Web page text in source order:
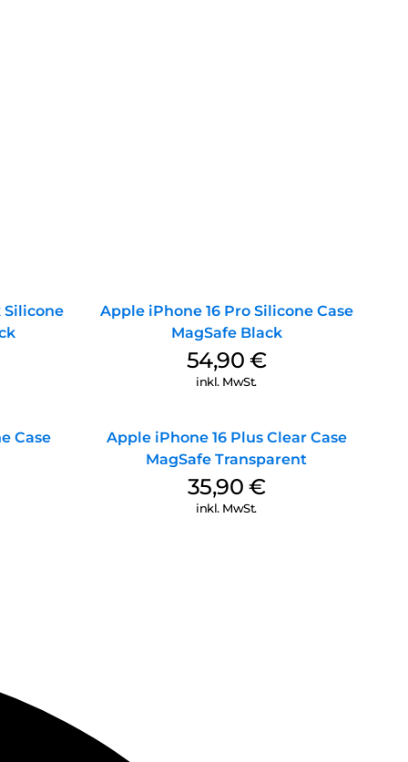
Silicone
Apple iPhone 16 Pro Silicone Case
MagSafe Black
54,90 €
inkl. MwSt.
Case
Apple iPhone 16 Plus Clear Case
MagSafe Transparent
35,90 €
inkl. MwSt.